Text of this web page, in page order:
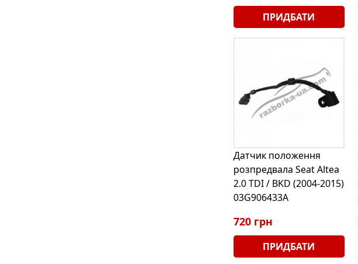
ПРИДБАТИ
Датчик положення
розпредвала Seat Altea
2.0 TDI / BKD (2004-2015)
03G906433A
720 грн
ПРИДБАТИ